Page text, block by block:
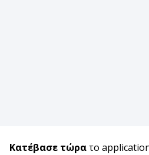
Κατέβασε τώρατο